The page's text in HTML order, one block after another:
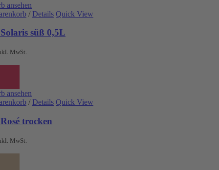
ansehen
/ Details Quick View
süß 0,5L
MwSt.
ansehen
/ Details Quick View
trocken
MwSt.